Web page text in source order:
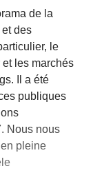
de la
des
le
les marchés
Il a été
publiques
Nous nous
pleine